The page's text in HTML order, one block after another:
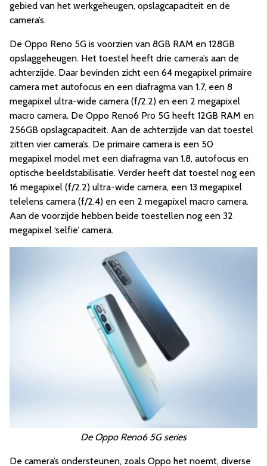
gebied van het werkgeheugen, opslagcapaciteit en de
camera’s.
De Oppo Reno 5G is voorzien van 8GB RAM en 128GB
opslaggeheugen. Het toestel heeft drie camera’s aan de
achterzijde. Daar bevinden zicht een 64 megapixel primaire
camera met autofocus en een diafragma van 1.7, een 8
megapixel ultra-wide camera (f/2.2) en een 2 megapixel
macro camera. De Oppo Reno6 Pro 5G heeft 12GB RAM en
256GB opslagcapaciteit. Aan de achterzijde van dat toestel
zitten vier camera’s. De primaire camera is een 50
megapixel model met een diafragma van 1.8, autofocus en
optische beeldstabilisatie. Verder heeft dat toestel nog een
16 megapixel (f/2.2) ultra-wide camera, een 13 megapixel
telelens camera (f/2.4) en een 2 megapixel macro camera.
Aan de voorzijde hebben beide toestellen nog een 32
megapixel ‘selfie’ camera.
De Oppo Reno6 5G series
De camera’s ondersteunen, zoals Oppo het noemt, diverse